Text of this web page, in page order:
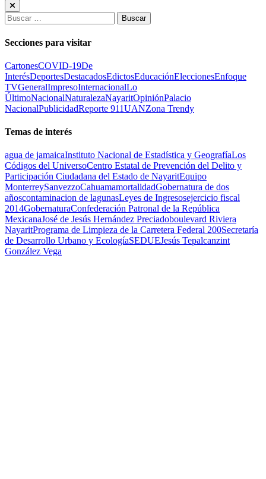
Buscar:
Secciones para visitar
CartonesCOVID-19De
InterésDeportesDestacadosEdictosEducaciónEleccionesEnfoque
TVGeneralImpresoInternacionalLo
ÚltimoNacionalNaturalezaNayaritOpiniónPalacio
NacionalPublicidadReporte 911UANZona Trendy
Temas de interés
agua de jamaicaInstituto Nacional de Estadística y GeografíaLos
Códigos del UniversoCentro Estatal de Prevención del Delito y
Participación Ciudadana del Estado de NayaritEquipo
MonterreySanvezzoCahuamamortalidadGobernatura de dos
añoscontaminacion de lagunasLeyes de Ingresosejercicio fiscal
2014GobernaturaConfederación Patronal de la República
MexicanaJosé de Jesús Hernández Preciadoboulevard Riviera
NayaritPrograma de Limpieza de la Carretera Federal 200Secretaría
de Desarrollo Urbano y EcologíaSEDUEJesús Tepalcanzint
González Vega